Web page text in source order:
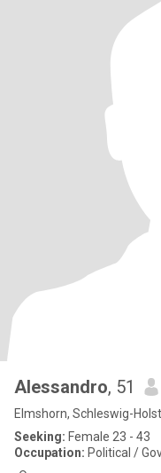
Alessandro, 51
Elmshorn, Schleswig-
Seeking: Female 23 - 43
Occupation: Political /